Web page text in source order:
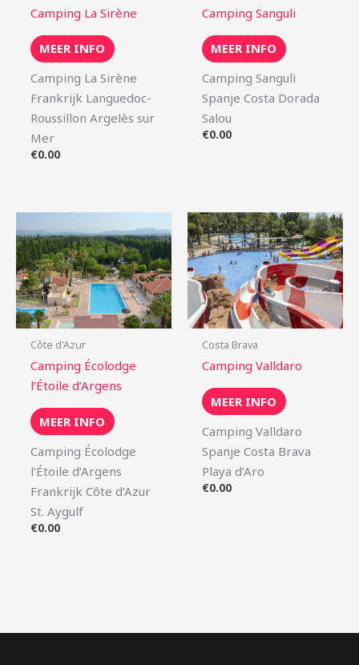
Camping La Sirène
MEER INFO
Camping La Sirène
Frankrijk Languedoc-
Roussillon Argelès sur
Mer
€0.00
Camping Sanguli
MEER INFO
Camping Sanguli
Spanje Costa Dorada
Salou
€0.00
Côte d'Azur
Camping Écolodge
l’Étoile d’Argens
MEER INFO
Camping Écolodge
l’Étoile d’Argens
Frankrijk Côte d’Azur
St. Aygulf
€0.00
Costa Brava
Camping Valldaro
MEER INFO
Camping Valldaro
Spanje Costa Brava
Playa d’Aro
€0.00